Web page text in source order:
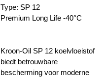
Type: SP 12
Premium Long Life -40°C
Kroon-Oil SP 12 koelvloeistof
biedt betrouwbare
bescherming voor moderne